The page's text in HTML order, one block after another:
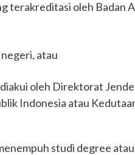
terakreditasi oleh Badan
atau
oleh Direktorat
Indonesia atau
studi degree